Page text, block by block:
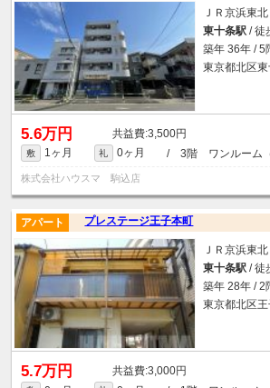
ＪＲ京浜東
東十条駅 / 徒
築年 36年 / 5
東京都北区東
5.6万円 3,500円
敷 1ヶ月 礼 0ヶ月 / 3階 ワンルーム
株式会社ハウスマ 駒込店
プレステージ王子本町
アパート
ＪＲ京浜東
東十条駅 / 徒
築年 28年 / 2
東京都北区
5.7万円 3,000円